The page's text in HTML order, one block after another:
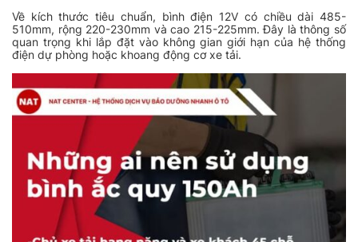
Về kích thước tiêu chuẩn, bình điện 12V có chiều dài 485-
510mm, rộng 220-230mm và cao 215-225mm. Đây là thông số
quan trọng khi lắp đặt vào không gian giới hạn của hệ thống
điện dự phòng hoặc khoang động cơ xe tải.